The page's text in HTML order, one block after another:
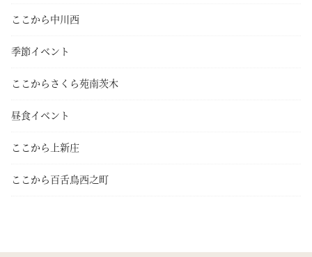
ここから中川西
季節イベント
ここからさくら苑南茨木
昼食イベント
ここから上新庄
ここから百舌鳥西之町